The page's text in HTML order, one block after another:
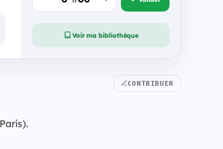
Voir ma bibliothèque
CONTRIBUER